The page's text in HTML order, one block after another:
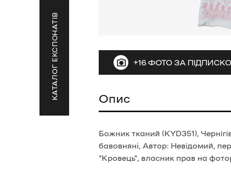
КАТАЛОГ ЕКСПОНАТІВ +16 ФОТО ЗА
Опис
Божник тканий (KYD351),
бавовняні, Автор: Невідомий,
"Кровець", власник прав на